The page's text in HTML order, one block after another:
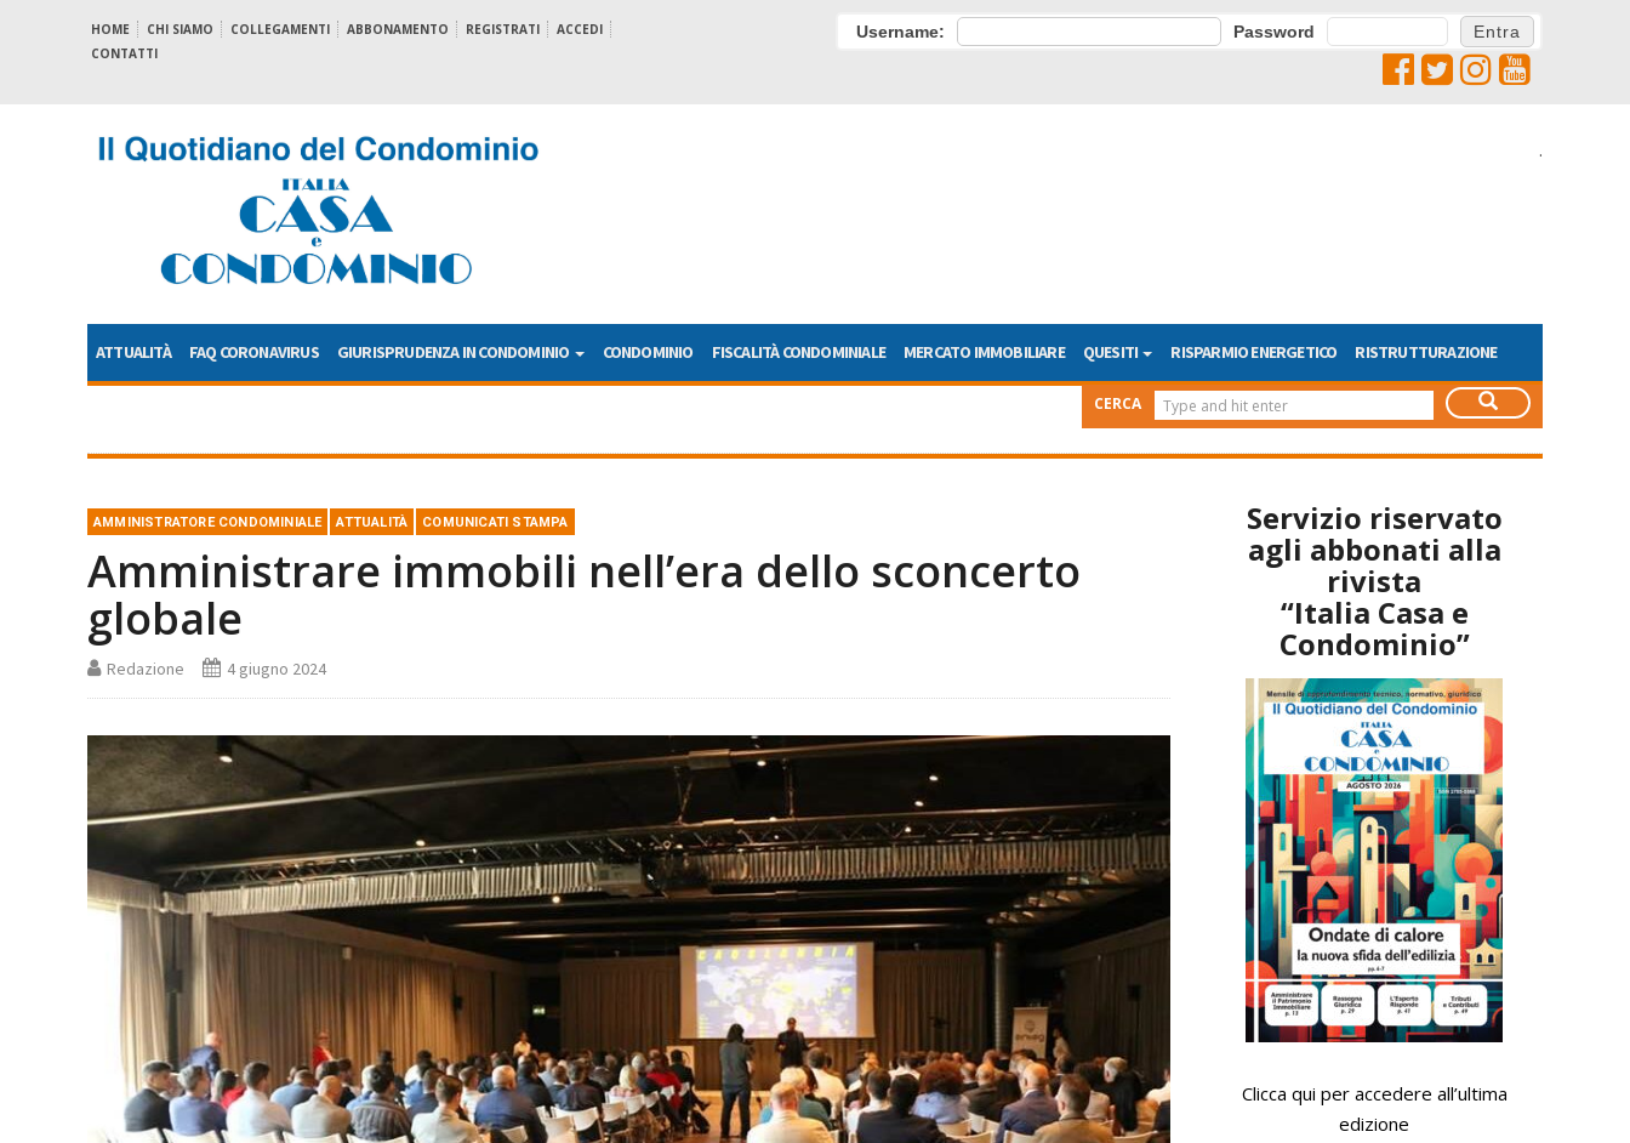
HOME CHI SIAMO COLLEGAMENTI ABBONAMENTO REGISTRATI
ACCEDI
CONTATTI
Username: Password
.
ATTUALITÀ FAQ CORONAVIRUS GIURISPRUDENZA IN CONDOMINIO CONDOMINIO FISCALITÀ CONDOMINIALE MERCATO IMMOBILIARE QUESITI RISPARMIO ENERGETICO RISTRUTTURAZIONE
CERCA
AMMINISTRATORE CONDOMINIALE ATTUALITÀ COMUNICATI STAMPA
Amministrare immobili nell’era dello sconcerto
globale
Redazione 4 giugno 2024
Servizio riservato
agli abbonati alla
rivista
“Italia Casa e
Condominio”
Clicca qui per accedere all’ultima
edizione